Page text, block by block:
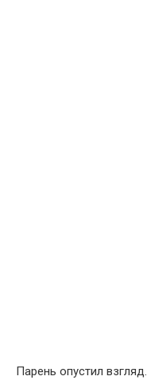
Парень опустил взгляд.